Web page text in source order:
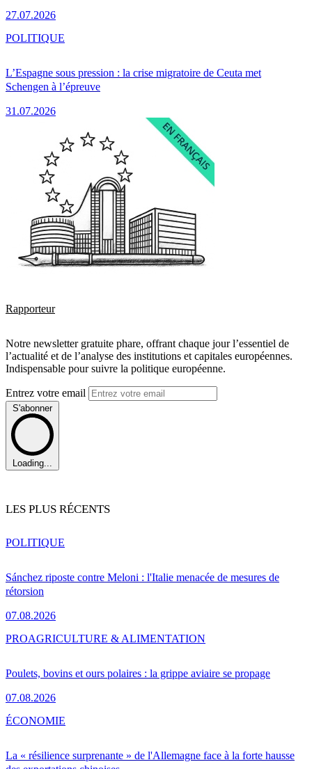
27.07.2026
L’Espagne sous pression : la crise migratoire de Ceuta met
Schengen à l’épreuve
31.07.2026
POLITIQUE
Rapporteur
Notre newsletter gratuite phare, offrant chaque jour l’essentiel de
l’actualité et de l’analyse des institutions et capitales européennes.
Indispensable pour suivre la politique européenne.
Entrez votre email
S'abonner
Loading...
LES PLUS RÉCENTS
Sánchez riposte contre Meloni : l'Italie menacée de mesures de
rétorsion
07.08.2026
POLITIQUE
Poulets, bovins et ours polaires : la grippe aviaire se propage
07.08.2026
PROAGRICULTURE & ALIMENTATION
La « résilience surprenante » de l'Allemagne face à la forte hausse
ÉCONOMIE